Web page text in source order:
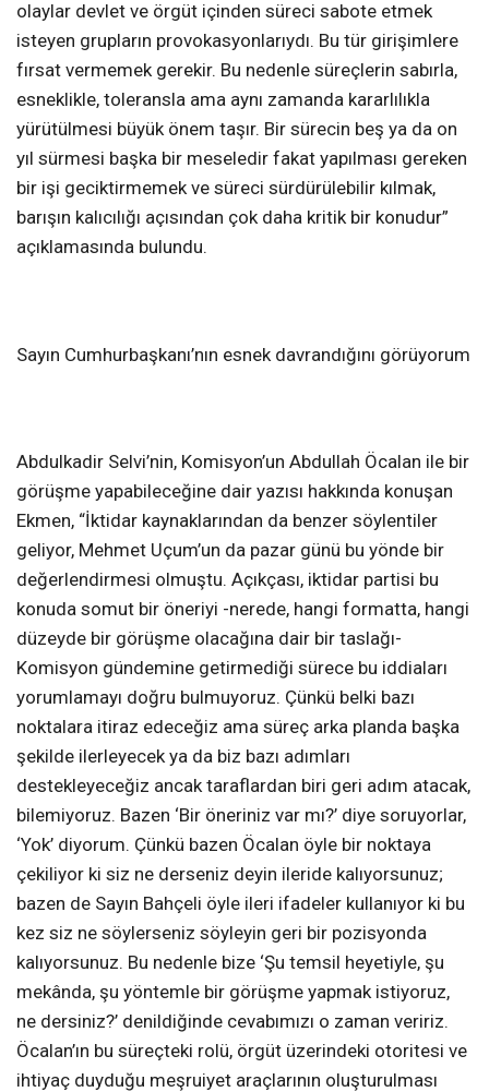
olaylar devlet ve örgüt içinden süreci sabote etmek
isteyen grupların provokasyonlarıydı. Bu tür girişimlere
fırsat vermemek gerekir. Bu nedenle süreçlerin sabırla,
esneklikle, toleransla ama aynı zamanda kararlılıkla
yürütülmesi büyük önem taşır. Bir sürecin beş ya da on
yıl sürmesi başka bir meseledir fakat yapılması gereken
bir işi geciktirmemek ve süreci sürdürülebilir kılmak,
barışın kalıcılığı açısından çok daha kritik bir konudur”
açıklamasında bulundu.
Sayın Cumhurbaşkanı’nın esnek davrandığını görüyorum
Abdulkadir Selvi’nin, Komisyon’un Abdullah Öcalan ile bir
görüşme yapabileceğine dair yazısı hakkında konuşan
Ekmen, “İktidar kaynaklarından da benzer söylentiler
geliyor, Mehmet Uçum’un da pazar günü bu yönde bir
değerlendirmesi olmuştu. Açıkçası, iktidar partisi bu
konuda somut bir öneriyi -nerede, hangi formatta, hangi
düzeyde bir görüşme olacağına dair bir taslağı-
Komisyon gündemine getirmediği sürece bu iddiaları
yorumlamayı doğru bulmuyoruz. Çünkü belki bazı
noktalara itiraz edeceğiz ama süreç arka planda başka
şekilde ilerleyecek ya da biz bazı adımları
destekleyeceğiz ancak taraflardan biri geri adım atacak,
bilemiyoruz. Bazen ‘Bir öneriniz var mı?’ diye soruyorlar,
‘Yok’ diyorum. Çünkü bazen Öcalan öyle bir noktaya
çekiliyor ki siz ne derseniz deyin ileride kalıyorsunuz;
bazen de Sayın Bahçeli öyle ileri ifadeler kullanıyor ki bu
kez siz ne söylerseniz söyleyin geri bir pozisyonda
kalıyorsunuz. Bu nedenle bize ‘Şu temsil heyetiyle, şu
mekânda, şu yöntemle bir görüşme yapmak istiyoruz,
ne dersiniz?’ denildiğinde cevabımızı o zaman veririz.
Öcalan’ın bu süreçteki rolü, örgüt üzerindeki otoritesi ve
ihtiyaç duyduğu meşruiyet araçlarının oluşturulması